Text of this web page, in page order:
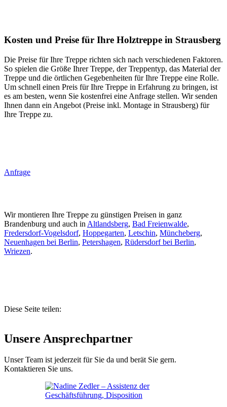
Kosten und Preise für Ihre Holztreppe in Strausberg
Die Preise für Ihre Treppe richten sich nach verschiedenen Faktoren.
So spielen die Größe Ihrer Treppe, der Treppentyp, das Material der
Treppe und die örtlichen Gegebenheiten für Ihre Treppe eine Rolle.
Um schnell einen Preis für Ihre Treppe in Erfahrung zu bringen, ist
es am besten, wenn Sie kostenfrei eine Anfrage stellen. Wir senden
Ihnen dann ein Angebot (Preise inkl. Montage in Strausberg) für
Ihre Treppe zu.
Anfrage
Wir montieren Ihre Treppe zu günstigen Preisen in ganz
Brandenburg und auch in Altlandsberg, Bad Freienwalde,
Fredersdorf-Vogelsdorf, Hoppegarten, Letschin, Müncheberg,
Neuenhagen bei Berlin, Petershagen, Rüdersdorf bei Berlin,
Wriezen.
Diese Seite teilen:
Unsere Ansprechpartner
Unser Team ist jederzeit für Sie da und berät Sie gern.
Kontaktieren Sie uns.